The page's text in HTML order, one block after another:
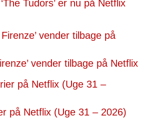
Tudors’ er nu på Netflix
vender tilbage på Netflix
på Netflix (Uge 31 – 2026)